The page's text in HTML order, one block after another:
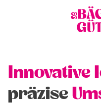
Innovative
präzise